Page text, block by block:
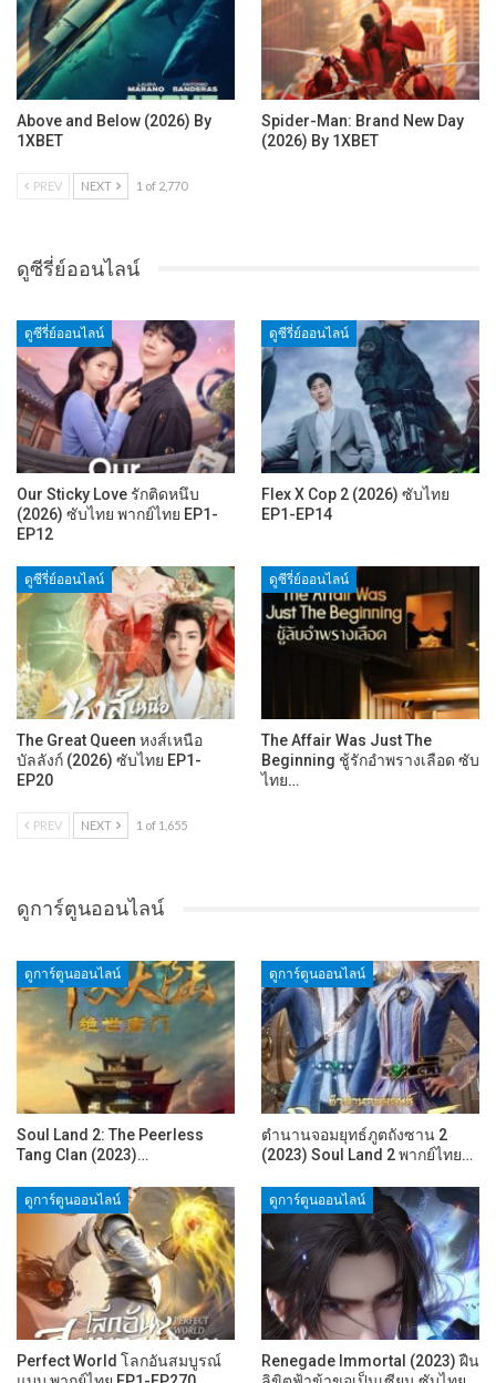
Above and Below (2026) By
1XBET
Spider-Man: Brand New Day
(2026) By 1XBET
PREV NEXT 1 of 2,770
ดูซีรี่ย์ออนไลน์
ดูซีรี่ย์ออนไลน์
Our Sticky Love รักติดหนึบ
(2026) ซับไทย พากย์ไทย EP1-
EP12
ดูซีรี่ย์ออนไลน์
Flex X Cop 2 (2026) ซับไทย
EP1-EP14
ดูซีรี่ย์ออนไลน์
The Great Queen หงส์เหนือ
บัลลังก์ (2026) ซับไทย EP1-
EP20
ดูซีรี่ย์ออนไลน์
The Affair Was Just The
Beginning ชู้รักอำพรางเลือด ซับ
ไทย…
PREV NEXT 1 of 1,655
ดูการ์ตูนออนไลน์
ดูการ์ตูนออนไลน์
Soul Land 2: The Peerless
Tang Clan (2023)…
ดูการ์ตูนออนไลน์
ตำนานจอมยุทธ์ภูตถังซาน 2
(2023) Soul Land 2 พากย์ไทย…
ดูการ์ตูนออนไลน์
Perfect World โลกอันสมบูรณ์
ดูการ์ตูนออนไลน์
Renegade Immortal (2023) ฝืน